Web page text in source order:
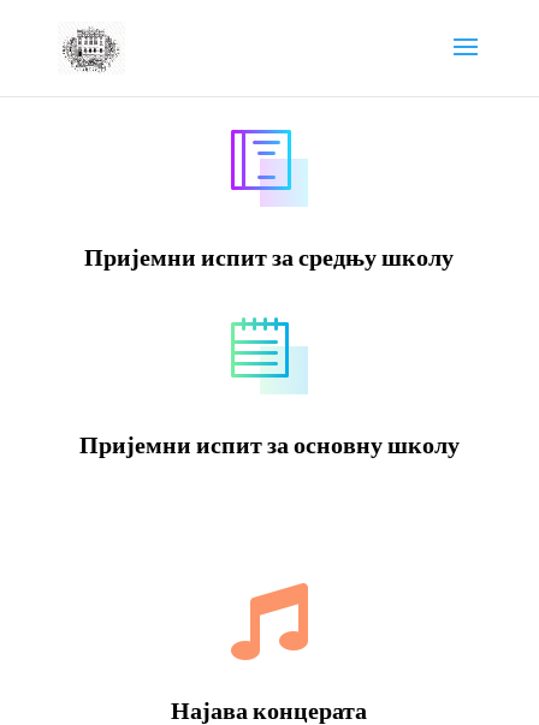
Пријемни испит за средњу школу
Пријемни испит за основну школу

Најава концерата